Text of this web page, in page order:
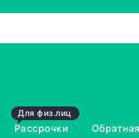
Для физ.лиц
Рассрочки